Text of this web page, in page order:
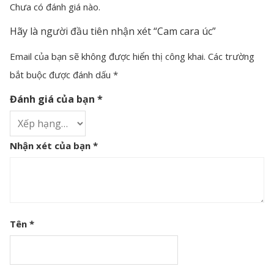
Chưa có đánh giá nào.
Hãy là người đầu tiên nhận xét “Cam cara úc”
Email của bạn sẽ không được hiển thị công khai. Các trường
bắt buộc được đánh dấu *
Đánh giá của bạn *
Nhận xét của bạn *
Tên *